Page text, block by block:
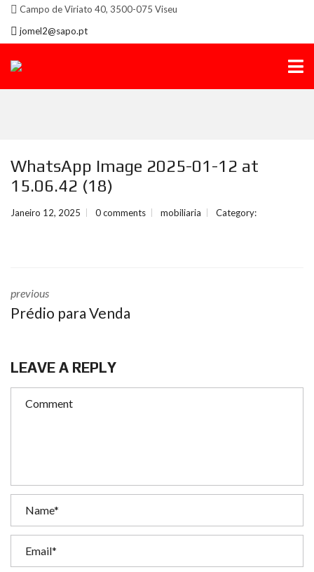
Campo de Viriato 40, 3500-075 Viseu
jomel2@sapo.pt
WhatsApp Image 2025-01-12 at
15.06.42 (18)
Janeiro 12, 2025 0 comments mobiliaria Category:
previous
Prédio para Venda
LEAVE A REPLY